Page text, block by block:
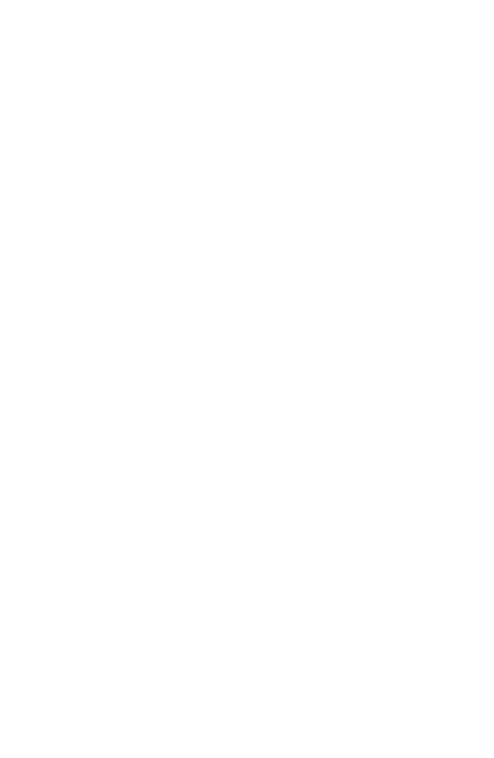
(400 metros). Para finalizar con la sub 8 y los
de cada categoría de edad y premio para el primer
Los y las ganadoras absolutas de la carrera obtendrán
y 50 € en metálico (1º y 1ª); una botella de aceite, lote
y una botella de aceite, un lote de legumbres normal y
absolutas se llevarán: una botella de aceite más un lote
un lote de aceite ecológico y un lote de legumbres
normal, respectivamente.